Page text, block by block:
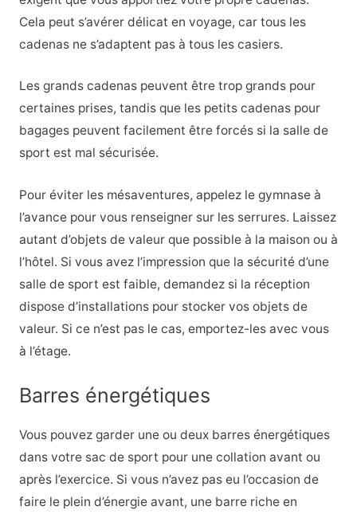
Cela peut s’avérer délicat en voyage, car tous les
cadenas ne s’adaptent pas à tous les casiers.
Les grands cadenas peuvent être trop grands pour
certaines prises, tandis que les petits cadenas pour
bagages peuvent facilement être forcés si la salle de
sport est mal sécurisée.
Pour éviter les mésaventures, appelez le gymnase à
l’avance pour vous renseigner sur les serrures. Laissez
autant d’objets de valeur que possible à la maison ou à
l’hôtel. Si vous avez l’impression que la sécurité d’une
salle de sport est faible, demandez si la réception
dispose d’installations pour stocker vos objets de
valeur. Si ce n’est pas le cas, emportez-les avec vous
à l’étage.
Barres énergétiques
Vous pouvez garder une ou deux barres énergétiques
dans votre sac de sport pour une collation avant ou
après l’exercice. Si vous n’avez pas eu l’occasion de
faire le plein d’énergie avant, une barre riche en